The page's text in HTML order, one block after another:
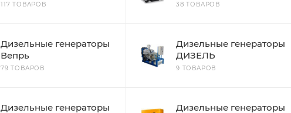
117 ТОВАРОВ 38 ТОВАРОВ
Дизельные генераторы
Вепрь
79 ТОВАРОВ
Дизельные генераторы
ДИЗЕЛЬ
9 ТОВАРОВ
Дизельные генераторы
Дизельные генераторы